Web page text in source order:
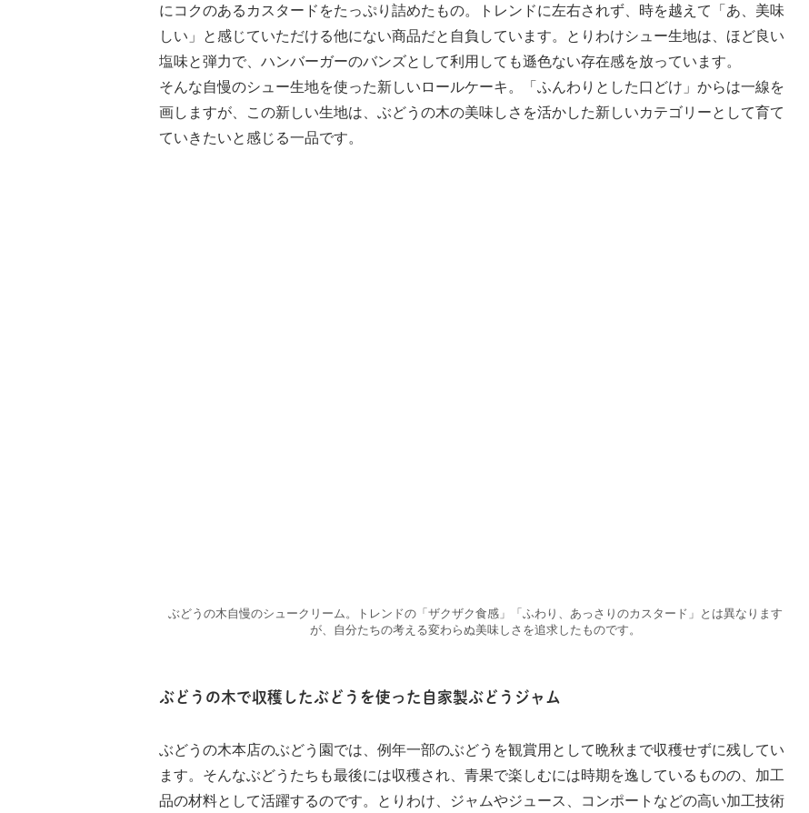
にコクのあるカスタードをたっぷり詰めたもの。トレンドに左右されず、時を越えて「あ、美味
しい」と感じていただける他にない商品だと自負しています。とりわけシュー生地は、ほど良い
塩味と弾力で、ハンバーガーのバンズとして利用しても遜色ない存在感を放っています。
そんな自慢のシュー生地を使った新しいロールケーキ。「ふんわりとした口どけ」からは一線を
画しますが、この新しい生地は、ぶどうの木の美味しさを活かした新しいカテゴリーとして育て
ていきたいと感じる一品です。
ぶどうの木自慢のシュークリーム。トレンドの「ザクザク食感」「ふわり、あっさりのカスタード」とは異なります
が、自分たちの考える変わらぬ美味しさを追求したものです。
ぶどうの木で収穫したぶどうを使った自家製ぶどうジャム
ぶどうの木本店のぶどう園では、例年一部のぶどうを観賞用として晩秋まで収穫せずに残してい
ます。そんなぶどうたちも最後には収穫され、青果で楽しむには時期を逸しているものの、加工
品の材料として活躍するのです。とりわけ、ジャムやジュース、コンポートなどの高い加工技術